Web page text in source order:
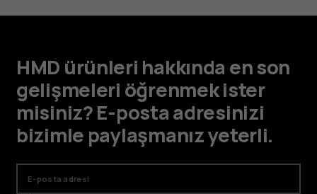
HMD ürünleri hakkında en son
gelişmeleri öğrenmek ister
misiniz? E-posta adresinizi
bizimle paylaşmanız yeterli.
E-posta adresi